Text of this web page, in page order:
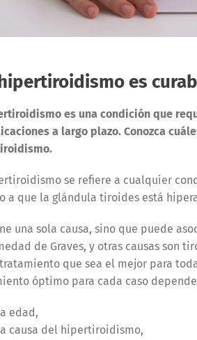
es
es una condición que
a largo plazo. Conozca
se refiere a cualquier
a que la glándula tiroides está
una sola causa, sino que puede
de Graves, y otras causas son
que sea el mejor para
óptimo para cada caso
edad,
causa del hipertiroidismo,